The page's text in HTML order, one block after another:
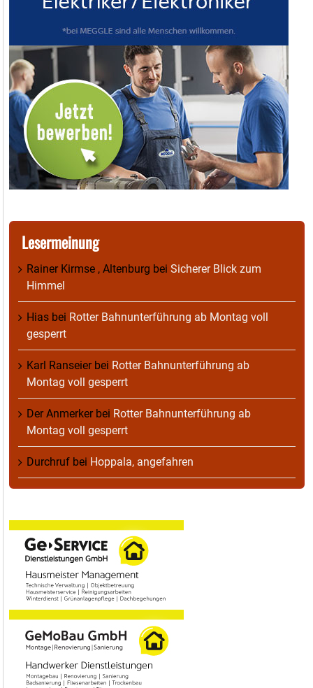
Lesermeinung
Rainer Kirmse , Altenburg bei Sicherer Blick zum
Himmel
Hias bei Rotter Bahnunterführung ab Montag voll
gesperrt
Karl Ranseierbei Rotter Bahnunterführung ab
Montag voll gesperrt
Der Anmerkerbei Rotter Bahnunterführung ab
Montag voll gesperrt
Durchruf bei Hoppala, angefahren